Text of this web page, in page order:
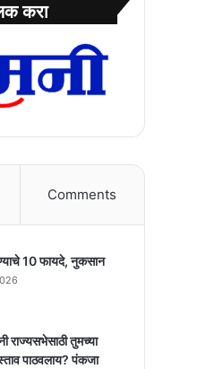
करा
Comments
10 फायदे, नुकसान
राज्यसभेसाठी तुमच्या
पाठवलाय? पंकजा